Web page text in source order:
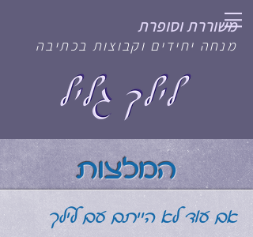
משוררת וסופרת
מנחה יחידים וקבוצות בכתיבה
המלצות
אם עוד לא הייתם עם לילך